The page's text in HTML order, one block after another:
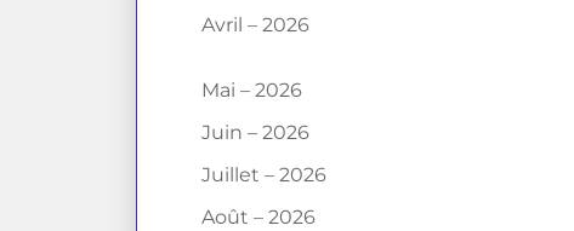
Avril – 2026
Mai – 2026
Juin – 2026
Juillet – 2026
Août – 2026